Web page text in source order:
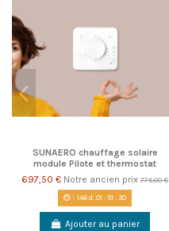
SUNAERO chauffage solaire
module Pilote et thermostat
697,50 € Notre ancien prix 775,00 €
146d. 01:51:29
Ajouter au panier